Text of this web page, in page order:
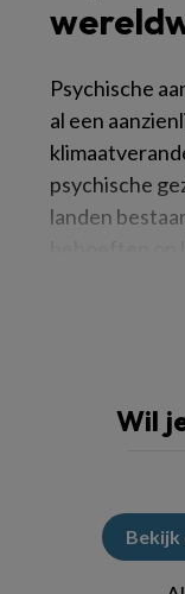
Psychische
al een
psychische
landen
Wil
Bekijk